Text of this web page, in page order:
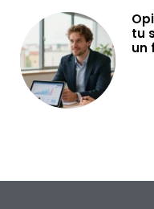
tu
un